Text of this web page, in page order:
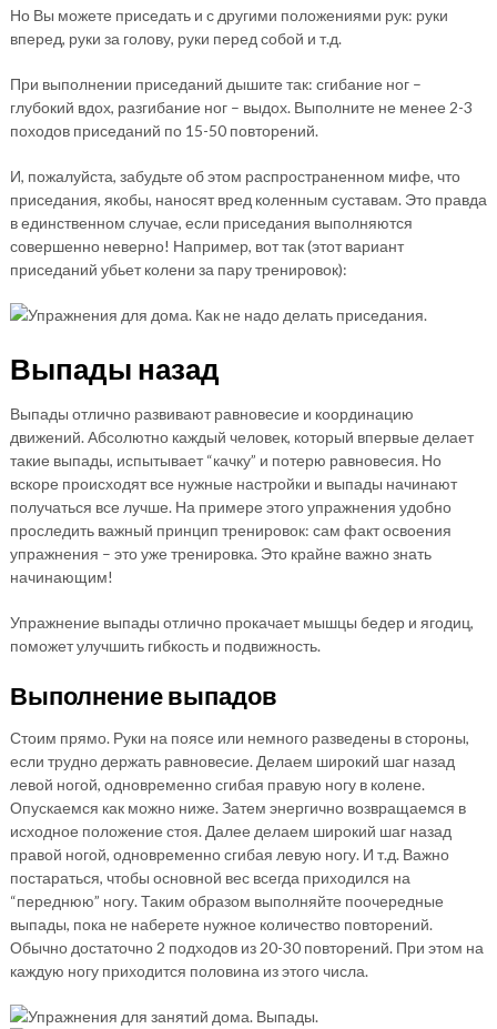
Но Вы можете приседать и с другими положениями рук: руки
вперед, руки за голову, руки перед собой и т.д.
При выполнении приседаний дышите так: сгибание ног –
глубокий вдох, разгибание ног – выдох. Выполните не менее 2-3
походов приседаний по 15-50 повторений.
И, пожалуйста, забудьте об этом распространенном мифе, что
приседания, якобы, наносят вред коленным суставам. Это правда
в единственном случае, если приседания выполняются
совершенно неверно! Например, вот так (этот вариант
приседаний убьет колени за пару тренировок):
Выпады назад
Выпады отлично развивают равновесие и координацию
движений. Абсолютно каждый человек, который впервые делает
такие выпады, испытывает “качку” и потерю равновесия. Но
вскоре происходят все нужные настройки и выпады начинают
получаться все лучше. На примере этого упражнения удобно
проследить важный принцип тренировок: сам факт освоения
упражнения – это уже тренировка. Это крайне важно знать
начинающим!
Упражнение выпады отлично прокачает мышцы бедер и ягодиц,
поможет улучшить гибкость и подвижность.
Выполнение выпадов
Стоим прямо. Руки на поясе или немного разведены в стороны,
если трудно держать равновесие. Делаем широкий шаг назад
левой ногой, одновременно сгибая правую ногу в колене.
Опускаемся как можно ниже. Затем энергично возвращаемся в
исходное положение стоя. Далее делаем широкий шаг назад
правой ногой, одновременно сгибая левую ногу. И т.д. Важно
постараться, чтобы основной вес всегда приходился на
“переднюю” ногу. Таким образом выполняйте поочередные
выпады, пока не наберете нужное количество повторений.
Обычно достаточно 2 подходов из 20-30 повторений. При этом на
каждую ногу приходится половина из этого числа.